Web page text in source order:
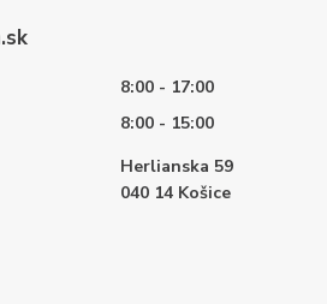
8:00 - 17:00
8:00 - 15:00
Herlianska 59
040 14 Košice